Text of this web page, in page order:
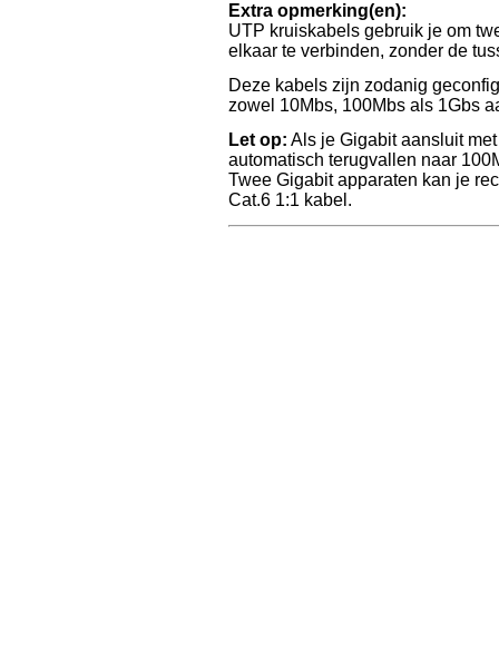
Extra opmerking(en):
UTP kruiskabels gebruik je om
elkaar te verbinden, zonder de
Deze kabels zijn zodanig
zowel 10Mbs, 100Mbs als 1Gbs
Let op: Als je Gigabit aansluit
automatisch terugvallen naar
Twee Gigabit apparaten kan je
Cat.6 1:1 kabel.